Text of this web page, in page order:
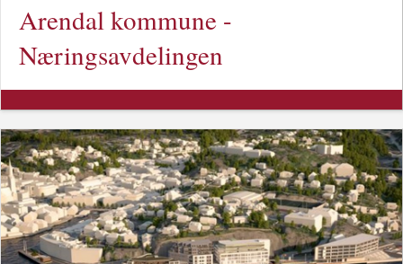
Arendal kommune -
Næringsavdelingen